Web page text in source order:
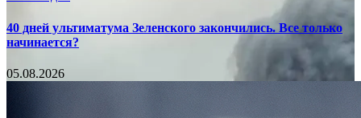
40 дней ультиматума Зеленского закончились. Все только
начинается?
05.08.2026